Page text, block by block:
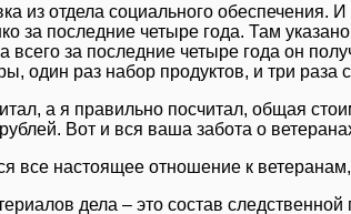
из отдела социального обеспечения.
за последние четыре года. Там
всего за последние четыре года он
один раз набор продуктов, и три раза
а я правильно посчитал, общая
Вот и вся ваша забота о
все настоящее отношение к
дела – это состав следственной